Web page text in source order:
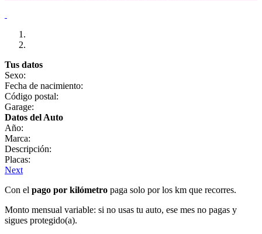
Tus datos
Sexo:
Fecha de nacimiento:
Código postal:
Garage:
Datos del Auto
Año:
Marca:
Descripción:
Placas:
Next
Con el pago por kilómetro paga solo por los km que recorres.
Monto mensual variable: si no usas tu auto, ese mes no pagas y
sigues protegido(a).